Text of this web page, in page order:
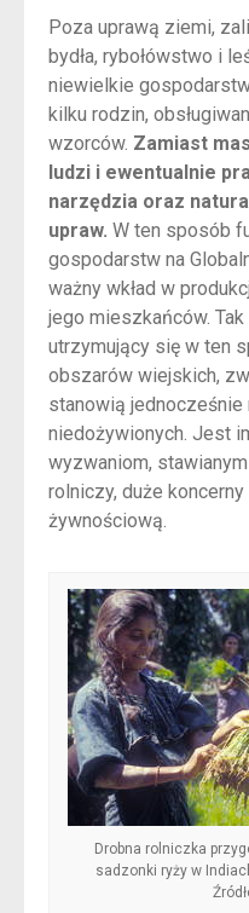
Poza uprawą ziemi,
bydła, rybołówstwo i
niewielkie
kilku rodzin,
wzorców. Zamiast
ludzi i ewentualnie
narzędzia oraz
upraw. W ten sposób
gospodarstw na
ważny wkład w
jego mieszkańców.
utrzymujący się w ten
obszarów wiejskich,
stanowią
niedożywionych. Jest
wyzwaniom,
rolniczy, duże
żywnościową.
Drobna rolniczka
sadzonki ryży w